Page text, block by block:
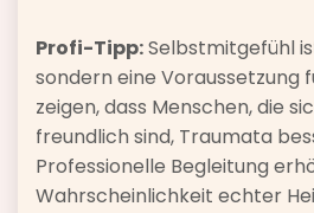
Profi-Tipp:Selbstmitgefühl
sondern eine Voraussetzung
zeigen, dass Menschen, die
freundlich sind, Traumata
Professionelle Begleitung
Wahrscheinlichkeit echter